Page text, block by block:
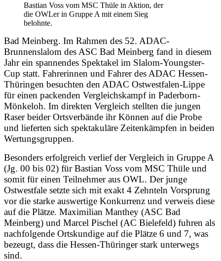
Bastian Voss vom MSC Thüle in Aktion, der
die OWLer in Gruppe A mit einem Sieg
belohnte.
Bad Meinberg. Im Rahmen des 52. ADAC-
Brunnenslalom des ASC Bad Meinberg fand in diesem
Jahr ein spannendes Spektakel im Slalom-Youngster-
Cup statt. Fahrerinnen und Fahrer des ADAC Hessen-
Thüringen besuchten den ADAC Ostwestfalen-Lippe
für einen packenden Vergleichskampf in Paderborn-
Mönkeloh. Im direkten Vergleich stellten die jungen
Raser beider Ortsverbände ihr Können auf die Probe
und lieferten sich spektakuläre Zeitenkämpfen in beiden
Wertungsgruppen.
Besonders erfolgreich verlief der Vergleich in Gruppe A
(Jg. 00 bis 02) für Bastian Voss vom MSC Thüle und
somit für einen Teilnehmer aus OWL. Der junge
Ostwestfale setzte sich mit exakt 4 Zehnteln Vorsprung
vor die starke auswertige Konkurrenz und verweis diese
auf die Plätze. Maximilian Manthey (ASC Bad
Meinberg) und Marcel Pischel (AC Bielefeld) fuhren als
nachfolgende Ortskundige auf die Plätze 6 und 7, was
bezeugt, dass die Hessen-Thüringer stark unterwegs
sind.